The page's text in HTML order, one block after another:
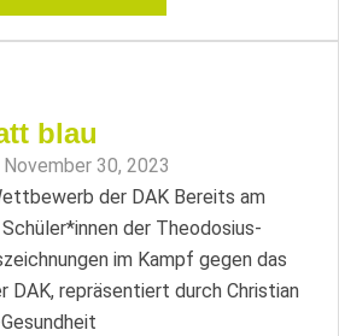
blau
November 30, 2023
der DAK Bereits am
der Theodosius-
im Kampf gegen das
DAK, repräsentiert durch Christian